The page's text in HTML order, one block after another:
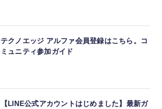
テクノエッジ アルファ会員登録はこちら。コ
ミュニティ参加ガイド
【LINE公式アカウントはじめました】最新ガ